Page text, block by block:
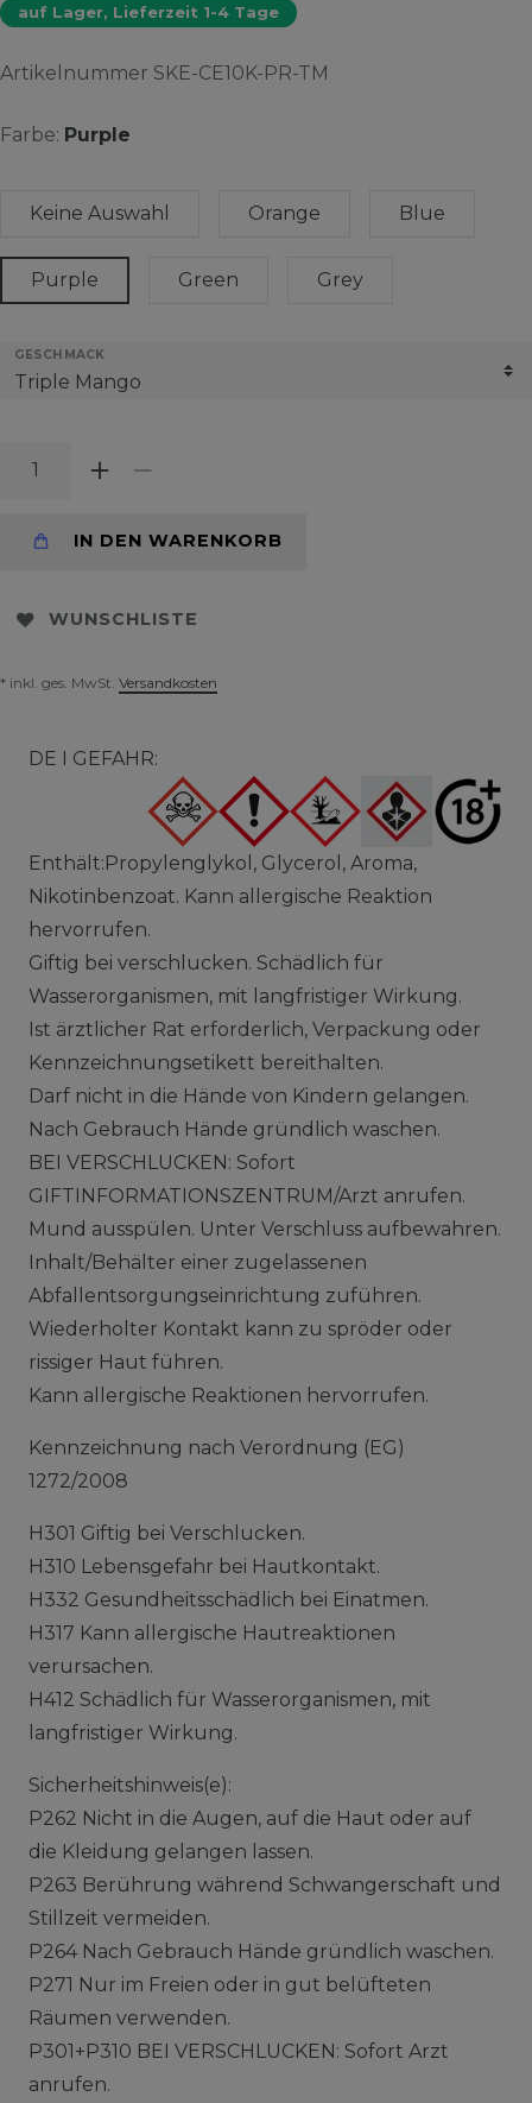
auf Lager, Lieferzeit 1-4 Tage
Artikelnummer SKE-CE10K-PR-TM
Farbe: Purple
Keine Auswahl Orange Blue
Purple Green Grey
GESCHMACK
IN DEN WARENKORB
WUNSCHLISTE
* inkl. ges. MwSt. Versandkosten
DE I GEFAHR:
Enthält:Propylenglykol, Glycerol, Aroma,
Nikotinbenzoat. Kann allergische Reaktion
hervorrufen.
Giftig bei verschlucken. Schädlich für
Wasserorganismen, mit langfristiger Wirkung.
Ist ärztlicher Rat erforderlich, Verpackung oder
Kennzeichnungsetikett bereithalten.
Darf nicht in die Hände von Kindern gelangen.
Nach Gebrauch Hände gründlich waschen.
BEI VERSCHLUCKEN: Sofort
GIFTINFORMATIONSZENTRUM/Arzt anrufen.
Mund ausspülen. Unter Verschluss aufbewahren.
Inhalt/Behälter einer zugelassenen
Abfallentsorgungseinrichtung zuführen.
Wiederholter Kontakt kann zu spröder oder
rissiger Haut führen.
Kann allergische Reaktionen hervorrufen.
Kennzeichnung nach Verordnung (EG)
1272/2008
H301 Giftig bei Verschlucken.
H310 Lebensgefahr bei Hautkontakt.
H332 Gesundheitsschädlich bei Einatmen.
H317 Kann allergische Hautreaktionen
verursachen.
H412 Schädlich für Wasserorganismen, mit
langfristiger Wirkung.
Sicherheitshinweis(e):
P262 Nicht in die Augen, auf die Haut oder auf
die Kleidung gelangen lassen.
P263 Berührung während Schwangerschaft und
Stillzeit vermeiden.
P264 Nach Gebrauch Hände gründlich waschen.
P271 Nur im Freien oder in gut belüfteten
Räumen verwenden.
P301+P310 BEI VERSCHLUCKEN: Sofort Arzt
anrufen.